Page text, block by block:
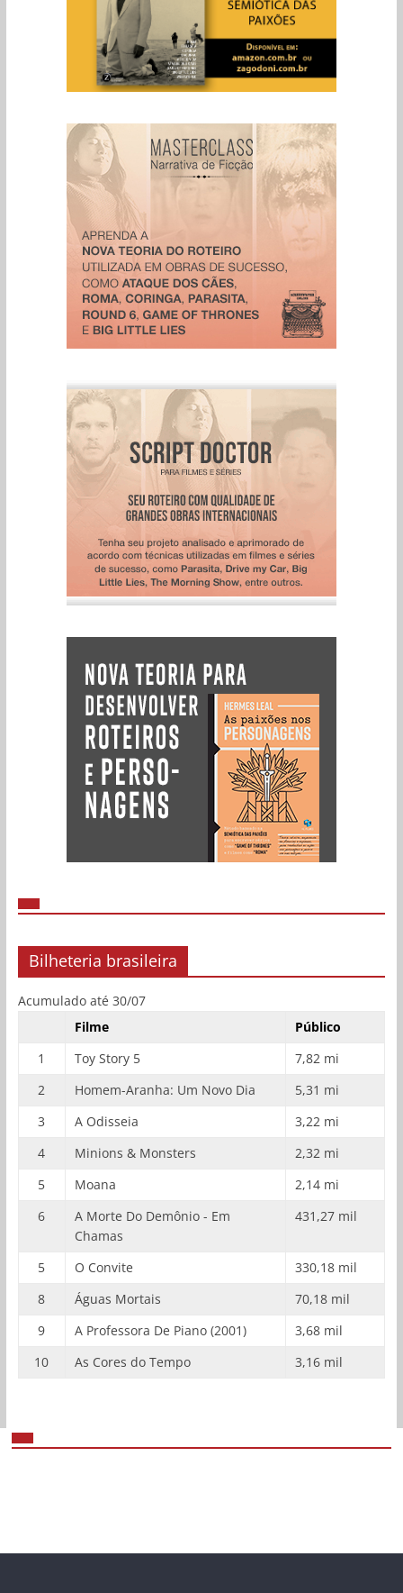
Bilheteria brasileira
Acumulado até 30/07
Filme
Público
1
Toy Story 5
7,82 mi
2
Homem-Aranha: Um Novo Dia
5,31 mi
3
A Odisseia
3,22 mi
4
Minions & Monsters
2,32 mi
5
Moana
2,14 mi
6
A Morte Do Demônio - Em
Chamas
431,27 mil
5 O Convite
330,18 mil
8
Águas Mortais
70,18 mil
9
A Professora De Piano (2001)
3,68 mil
10
As Cores do Tempo 3,16 mil